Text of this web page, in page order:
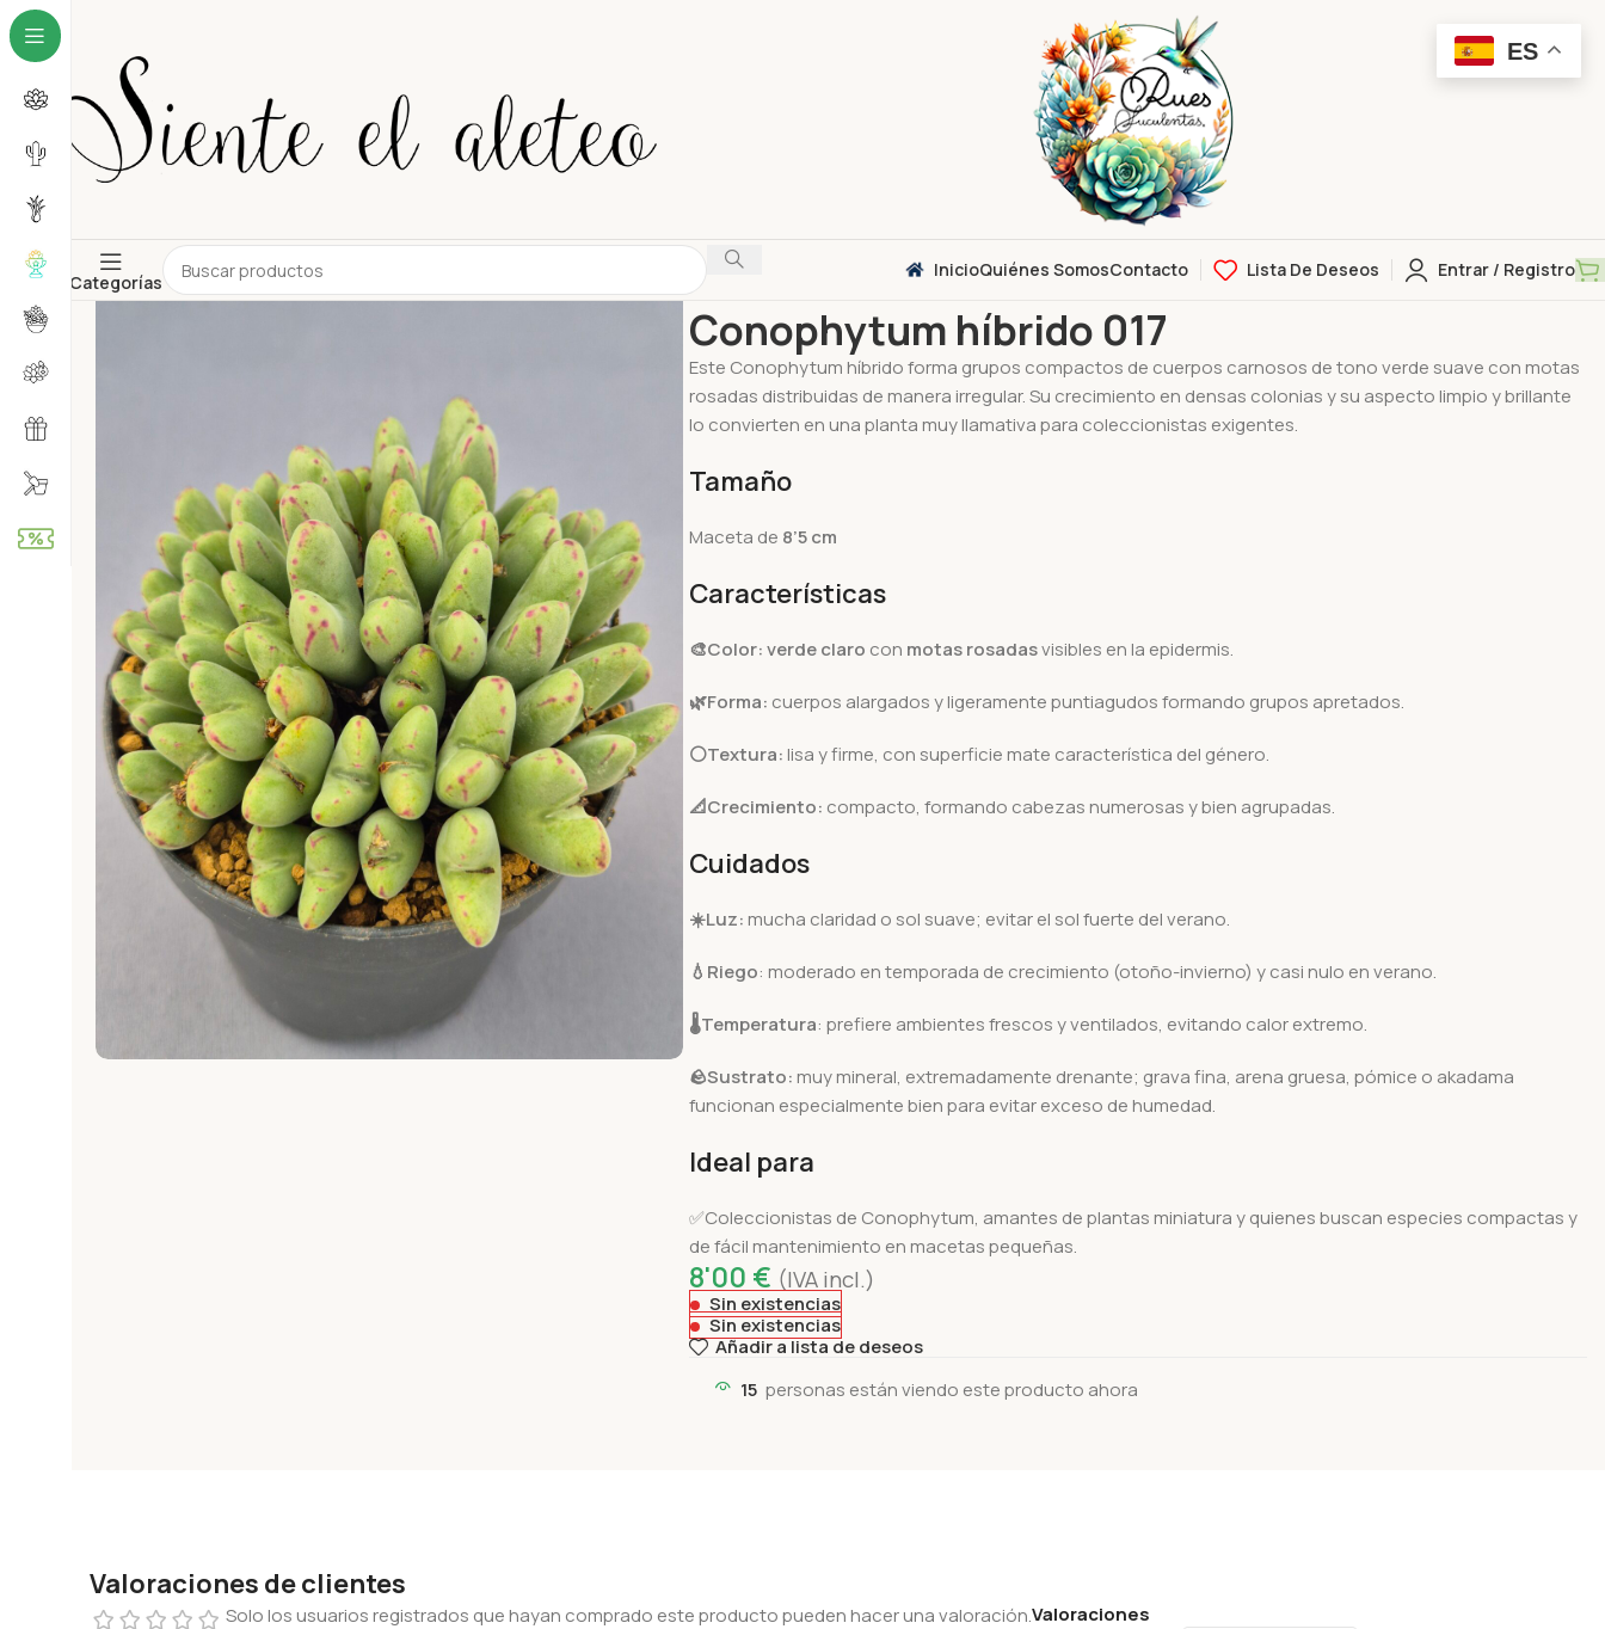
Categorías
InicioQuiénes SomosContacto Lista De Deseos Entrar / Registro
Inicio
Conophytum híbrido 017
Este Conophytum híbrido forma grupos compactos de cuerpos carnosos de tono verde suave con motas
rosadas distribuidas de manera irregular. Su crecimiento en densas colonias y su aspecto limpio y brillante
lo convierten en una planta muy llamativa para coleccionistas exigentes.
Tamaño
Maceta de 8’5 cm
Características
🎨Color:verde claro con motas rosadasvisibles en la epidermis.
🌿Forma: cuerpos alargados y ligeramente puntiagudos formando grupos apretados.
⚪Textura: lisa y firme, con superficie mate característica del género.
📐Crecimiento: compacto, formando cabezas numerosas y bien agrupadas.
Cuidados
☀️Luz: mucha claridad o sol suave; evitar el sol fuerte del verano.
💧 Riego: moderado en temporada de crecimiento (otoño-invierno) y casi nulo en verano.
🌡️Temperatura: prefiere ambientes frescos y ventilados, evitando calor extremo.
🪨Sustrato: muy mineral, extremadamente drenante; grava fina, arena gruesa, pómice o akadama
funcionan especialmente bien para evitar exceso de humedad.
Ideal para
✅Coleccionistas de Conophytum, amantes de plantas miniatura y quienes buscan especies compactas y
de fácil mantenimiento en macetas pequeñas.
8'00 € (IVA incl.)
Sin existencias
Sin existencias
Añadir a lista de deseos
15 personas están viendo este producto ahora
Valoraciones de clientes
Valoraciones
Solo los usuarios registrados que hayan comprado este producto pueden hacer una valoración.
ES